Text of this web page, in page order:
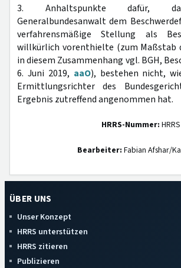
3. Anhaltspunkte dafür,
Generalbundesanwalt dem
verfahrensmäßige Stellung als
willkürlich vorenthielte (zum Maßstab
in diesem Zusammenhang vgl. BGH,
6. Juni 2019, aaO), bestehen nicht,
Ermittlungsrichter des
Ergebnis zutreffend angenommen hat.
HRRS-Nummer:
Bearbeiter: Fabian Afshar/
ÜBER UNS
Unser Konzept
HRRS unterstützen
HRRS zitieren
Publizieren